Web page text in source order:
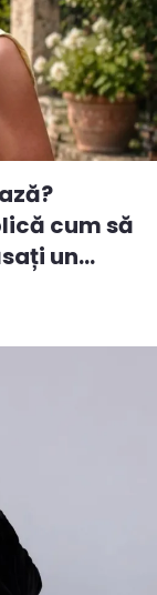
cum să
un